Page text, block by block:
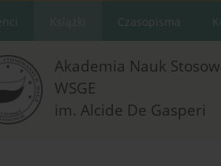
Czasopisma
Akademia Nauk
WSGE
im. Alcide De Gasperi